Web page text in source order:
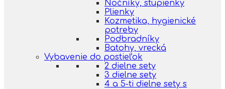
Nočníky, stupienky
Plienky
Kozmetika, hygienické
potreby
Podbradníky
Batohy, vrecká
Vybavenie do postieľok
2 dielne sety
3 dielne sety
4 a 5-ti dielne sety s